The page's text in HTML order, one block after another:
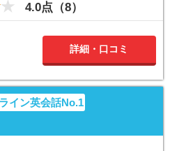
4.0点（8）
詳細・口コミ
イン英会話No.1